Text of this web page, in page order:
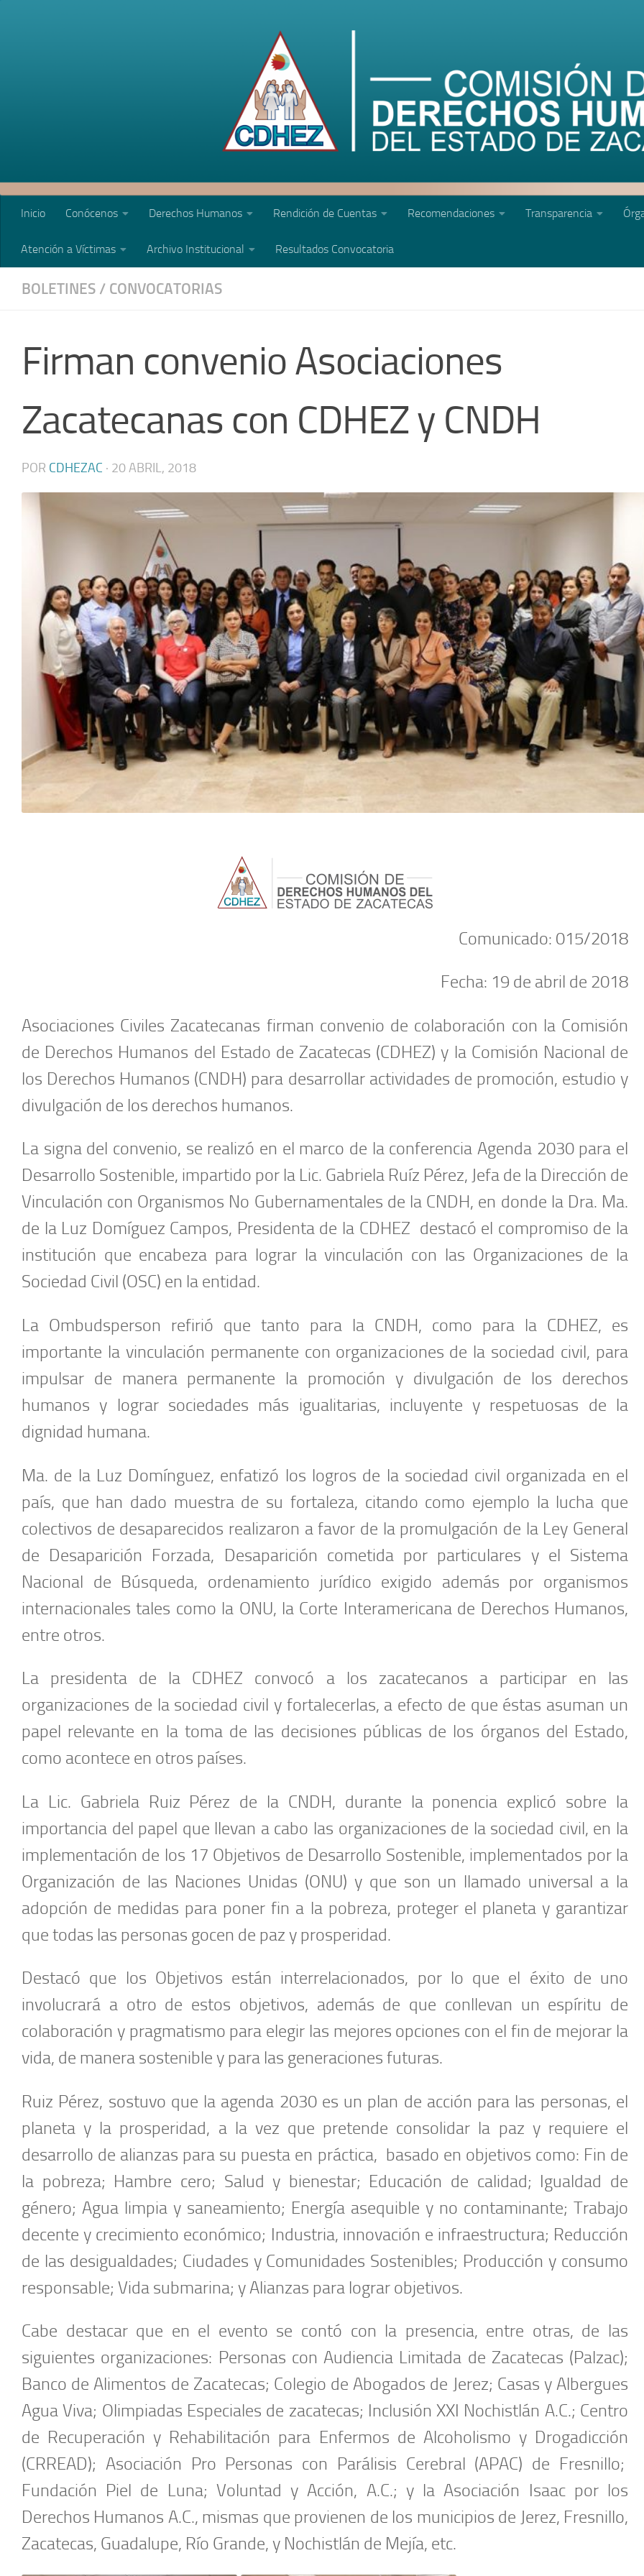
Inicio Conócenos Derechos Humanos Rendición de Cuentas Recomendaciones Transparencia
Atención a Víctimas Archivo Institucional Resultados Convocatoria
BOLETINES / CONVOCATORIAS
Firman convenio Asociaciones
Zacatecanas con CDHEZ y CNDH
POR CDHEZAC · 20 ABRIL, 2018
Comunicado: 015/2018
Fecha: 19 de abril de 2018
Asociaciones Civiles Zacatecanas firman convenio de colaboración con la Comisión
de Derechos Humanos del Estado de Zacatecas (CDHEZ) y la Comisión Nacional de
los Derechos Humanos (CNDH) para desarrollar actividades de promoción, estudio y
divulgación de los derechos humanos.
La signa del convenio, se realizó en el marco de la conferencia Agenda 2030 para el
Desarrollo Sostenible, impartido por la Lic. Gabriela Ruíz Pérez, Jefa de la Dirección de
Vinculación con Organismos No Gubernamentales de la CNDH, en donde la Dra. Ma.
de la Luz Domíguez Campos, Presidenta de la CDHEZ destacó el compromiso de la
institución que encabeza para lograr la vinculación con las Organizaciones de la
Sociedad Civil (OSC) en la entidad.
La Ombudsperson refirió que tanto para la CNDH, como para la CDHEZ, es
importante la vinculación permanente con organizaciones de la sociedad civil, para
impulsar de manera permanente la promoción y divulgación de los derechos
humanos y lograr sociedades más igualitarias, incluyente y respetuosas de la
dignidad humana.
Ma. de la Luz Domínguez, enfatizó los logros de la sociedad civil organizada en el
país, que han dado muestra de su fortaleza, citando como ejemplo la lucha que
colectivos de desaparecidos realizaron a favor de la promulgación de la Ley General
de Desaparición Forzada, Desaparición cometida por particulares y el Sistema
Nacional de Búsqueda, ordenamiento jurídico exigido además por organismos
internacionales tales como la ONU, la Corte Interamericana de Derechos Humanos,
entre otros.
La presidenta de la CDHEZ convocó a los zacatecanos a participar en las
organizaciones de la sociedad civil y fortalecerlas, a efecto de que éstas asuman un
papel relevante en la toma de las decisiones públicas de los órganos del Estado,
como acontece en otros países.
La Lic. Gabriela Ruiz Pérez de la CNDH, durante la ponencia explicó sobre la
importancia del papel que llevan a cabo las organizaciones de la sociedad civil, en la
implementación de los 17 Objetivos de Desarrollo Sostenible, implementados por la
Organización de las Naciones Unidas (ONU) y que son un llamado universal a la
adopción de medidas para poner fin a la pobreza, proteger el planeta y garantizar
que todas las personas gocen de paz y prosperidad.
Destacó que los Objetivos están interrelacionados, por lo que el éxito de uno
involucrará a otro de estos objetivos, además de que conllevan un espíritu de
colaboración y pragmatismo para elegir las mejores opciones con el fin de mejorar la
vida, de manera sostenible y para las generaciones futuras.
Ruiz Pérez, sostuvo que la agenda 2030 es un plan de acción para las personas, el
planeta y la prosperidad, a la vez que pretende consolidar la paz y requiere el
desarrollo de alianzas para su puesta en práctica, basado en objetivos como: Fin de
la pobreza; Hambre cero; Salud y bienestar; Educación de calidad; Igualdad de
género; Agua limpia y saneamiento; Energía asequible y no contaminante; Trabajo
decente y crecimiento económico; Industria, innovación e infraestructura; Reducción
de las desigualdades; Ciudades y Comunidades Sostenibles; Producción y consumo
responsable; Vida submarina; y Alianzas para lograr objetivos.
Cabe destacar que en el evento se contó con la presencia, entre otras, de las
siguientes organizaciones: Personas con Audiencia Limitada de Zacatecas (Palzac);
Banco de Alimentos de Zacatecas; Colegio de Abogados de Jerez; Casas y Albergues
Agua Viva; Olimpiadas Especiales de zacatecas; Inclusión XXI Nochistlán A.C.; Centro
de Recuperación y Rehabilitación para Enfermos de Alcoholismo y Drogadicción
(CRREAD); Asociación Pro Personas con Parálisis Cerebral (APAC) de Fresnillo;
Fundación Piel de Luna; Voluntad y Acción, A.C.; y la Asociación Isaac por los
Derechos Humanos A.C., mismas que provienen de los municipios de Jerez, Fresnillo,
Zacatecas, Guadalupe, Río Grande, y Nochistlán de Mejía, etc.